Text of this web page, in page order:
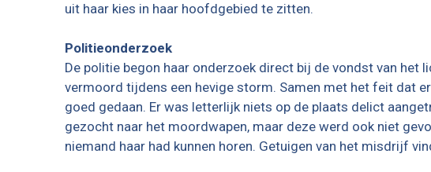
uit haar kies in haar hoofdgebied te zitten.
Politieonderzoek
De politie begon haar onderzoek direct bij de vondst van het
vermoord tijdens een hevige storm. Samen met het feit dat
goed gedaan. Er was letterlijk niets op de plaats delict
gezocht naar het moordwapen, maar deze werd ook niet
niemand haar had kunnen horen. Getuigen van het misdrijf